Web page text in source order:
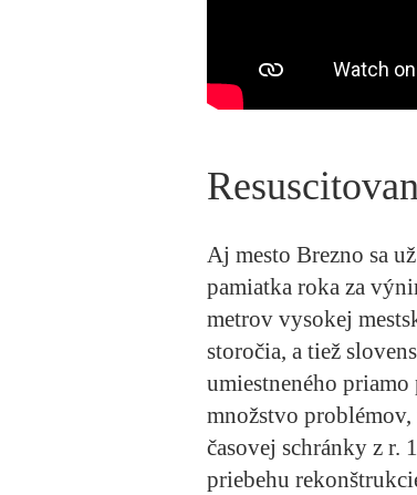
Aj mesto Brezno sa
pamiatka roka za
metrov vysokej
storočia, a tiež
umiestneného priamo
množstvo
časovej schránky z r.
priebehu